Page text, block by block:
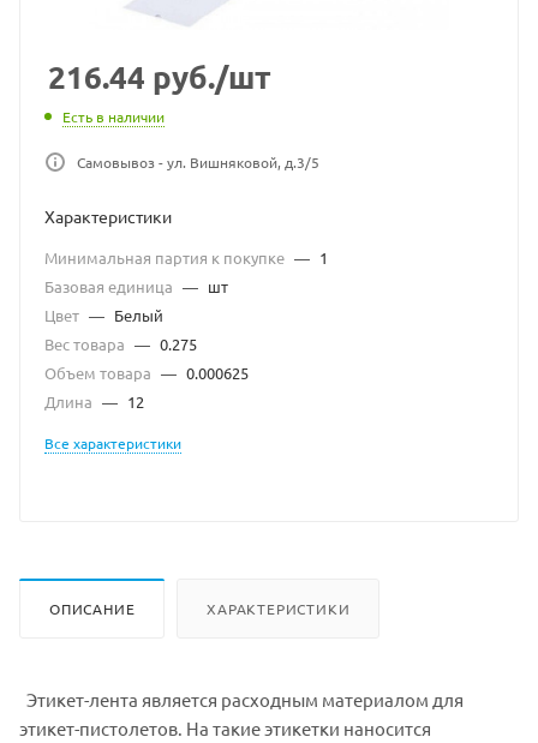
216.44 руб./шт
Есть в наличии
Самовывоз - ул. Вишняковой, д.3/5
Характеристики
Минимальная партия к покупке — 1
Базовая единица — шт
Цвет — Белый
Вес товара — 0.275
Объем товара — 0.000625
Длина — 12
Все характеристики
ОПИСАНИЕ ХАРАКТЕРИСТИКИ
Этикет-лента является расходным материалом для
этикет-пистолетов. На такие этикетки наносится